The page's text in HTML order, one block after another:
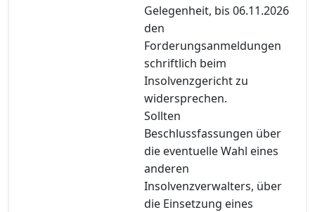
Gelegenheit, bis 06.11.2026
den
Forderungsanmeldungen
schriftlich beim
Insolvenzgericht zu
widersprechen.
Sollten
Beschlussfassungen über
die eventuelle Wahl eines
anderen
Insolvenzverwalters, über
die Einsetzung eines